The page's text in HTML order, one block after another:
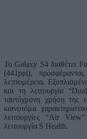
Το Galaxy S4 διαθέτει
(441ppi),
λεπτομέρεια.
και τη λειτουργία
ταυτόχρονη χρήση της
καινοτόμα
λειτουργίες “Air
λειτουργία S Health.